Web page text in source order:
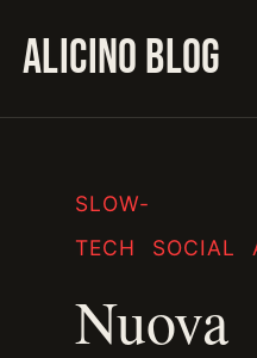
ALICINO BLOG
SLOW-
TECH
SOCIAL
Nuova